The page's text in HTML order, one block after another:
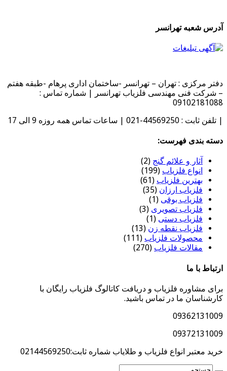
آدرس شعبه تهرانسر
دفتر مرکزی : تهران – تهرانسر -ساختمان اداری پرهام -طبقه هفتم
– شرکت فنی مهندسی فلزیاب تهرانسر | شماره تماس :
09102181088
| تلفن ثابت : 44569250-021 | ساعات تماس همه روزه 9 الی 17
دسته بندی فهرست:
آثار و علائم گنج (2)
انواع فلزیاب (199)
بهترین فلزیاب (61)
فلزیاب ارزان (35)
فلزیاب بوقی (1)
فلزیاب تصویری (3)
فلزیاب دستی (1)
فلزیاب نقطه زن (13)
محصولات فلزیاب (111)
مقالات فلزیاب (270)
ارتباط با ما
برای مشاوره فلزیاب و دریافت کاتالوگ فلزیاب رایگان با
کارشناسان ما در تماس باشید.
09362131009
09372131009
خرید معتبر انواع فلزیاب و طلایاب شماره ثابت:02144569250